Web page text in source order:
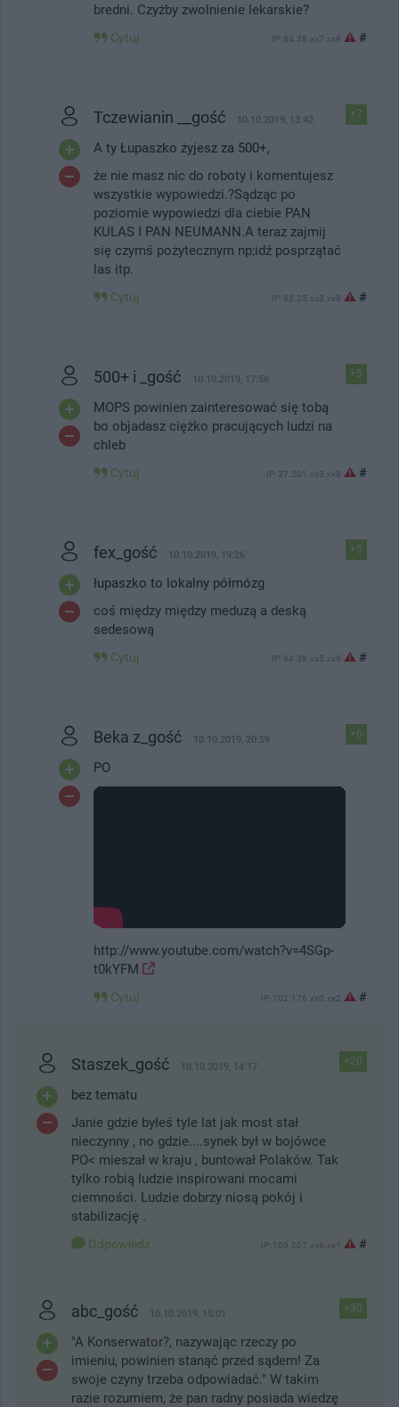
bredni. Czyżby zwolnienie lekarskie?
Cytuj IP: 84.38.xx7.xx9 #
+7
Tczewianin __gość 10.10.2019, 13:42
A ty Łupaszko żyjesz za 500+,
że nie masz nic do roboty i komentujesz
wszystkie wypowiedzi.?Sądząc po
poziomie wypowiedzi dla ciebie PAN
KULAS I PAN NEUMANN.A teraz zajmij
się czymś pożytecznym np;idź posprzątać
las itp.
Cytuj IP: 83.25.xx3.xx9 #
+5
500+ i _gość 10.10.2019, 17:56
MOPS powinien zainteresować się tobą
bo objadasz ciężko pracujących ludzi na
chleb
Cytuj IP: 37.201.xx3.xx8 #
+5
fex_gość 10.10.2019, 19:26
łupaszko to lokalny półmózg
coś między między meduzą a deską
sedesową
Cytuj IP: 84.38.xx5.xx9 #
+6
Beka z_gość 10.10.2019, 20:59
PO
http://www.youtube.com/watch?v=4SGp-
t0kYFM
Cytuj IP: 102.176.xx0.xx2 #
+20
Staszek_gość 10.10.2019, 14:17
bez tematu
Janie gdzie byłeś tyle lat jak most stał
nieczynny , no gdzie....synek był w bojówce
PO< mieszał w kraju , buntował Polaków. Tak
tylko robią ludzie inspirowani mocami
ciemności. Ludzie dobrzy niosą pokój i
stabilizację .
Odpowiedz IP: 109.207.xx6.xx1 #
+30
abc_gość 10.10.2019, 15:01
"A Konserwator?, nazywając rzeczy po
imieniu, powinien stanąć przed sądem! Za
swoje czyny trzeba odpowiadać." W takim
razie rozumiem, że pan radny posiada wiedzę